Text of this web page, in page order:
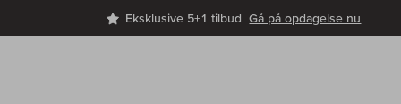
Eksklusive 5+1 tilbudGå på opdagelse nu